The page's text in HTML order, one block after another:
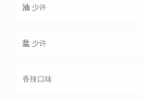
油 少许
盐 少许
香辣口味